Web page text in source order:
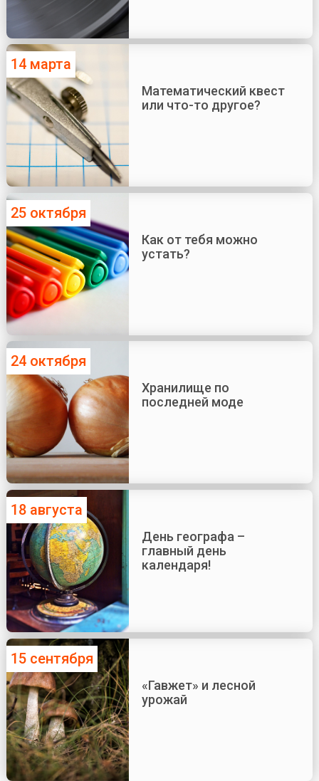
14 марта
Математический квест
или что-то другое?
25 октября
Как от тебя можно
устать?
24 октября
Хранилище по
последней моде
18 августа
День географа –
главный день
календаря!
15 сентября
«Гавжет» и лесной
урожай